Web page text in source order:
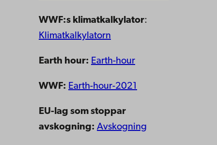
WWF:s klimatkalkylator:
Klimatkalkylatorn
Earth hour: Earth-hour
WWF: Earth-hour-2021
EU-lag som stoppar
avskogning: Avskogning